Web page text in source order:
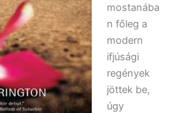
mostanába
n főleg a
modern
ifjúsági
regények
jöttek be,
úgy